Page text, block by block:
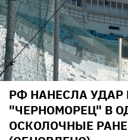
РФ НАНЕСЛА УДАР
"ЧЕРНОМОРЕЦ" В
ОСКОЛОЧНЫЕ